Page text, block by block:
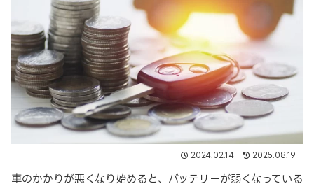
2024.02.14 2025.08.19
車のかかりが悪くなり始めると、バッテリーが弱くなっている